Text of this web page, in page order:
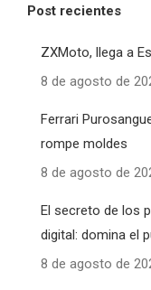
Post recientes
ZXMoto, llega a
8 de agosto de
Ferrari
rompe moldes
8 de agosto de
El secreto de los
digital: domina el
8 de agosto de